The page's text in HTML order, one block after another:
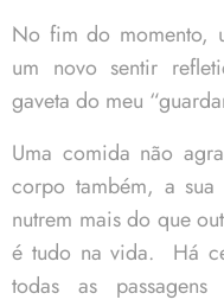
No fim do momento,
um novo sentir
gaveta do meu
Uma comida não
corpo também, a
nutrem mais do que
é tudo na vida. Há
todas as